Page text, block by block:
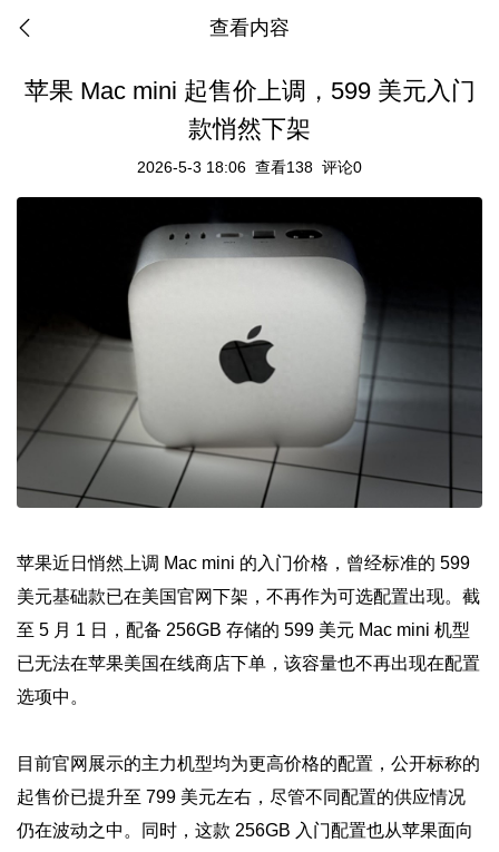
查看内容
苹果 Mac mini 起售价上调，599 美元入门
款悄然下架
2026-5-3 18:06 查看138 评论0
苹果近日悄然上调 Mac mini 的入门价格，曾经标准的 599
美元基础款已在美国官网下架，不再作为可选配置出现。截
至 5 月 1 日，配备 256GB 存储的 599 美元 Mac mini 机型
已无法在苹果美国在线商店下单，该容量也不再出现在配置
选项中。
目前官网展示的主力机型均为更高价格的配置，公开标称的
起售价已提升至 799 美元左右，尽管不同配置的供应情况
仍在波动之中。同时，这款 256GB 入门配置也从苹果面向